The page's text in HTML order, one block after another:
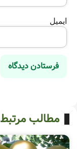
ایمیل
مطالب مرتبط